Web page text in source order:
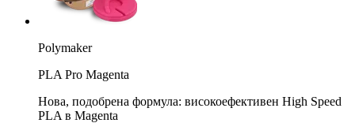
Polymaker
PLA Pro Magenta
Нова, подобрена формула: високоефективен High Speed
PLA в Magenta